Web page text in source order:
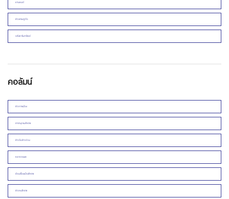
ยานยนต์
ข่าวเศรษฐกิจ
อสังหาริมทรัพย์
คอลัมน์
ข่าวการเมือง
สารานุกรมโคราช
ข่าวดิบข่าวด่วน
หลากกระแส
ย้อนเรื่องเมืองโคราช
ข่าวคนโคราช